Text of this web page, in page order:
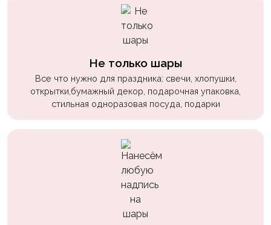
Не только шары
Все что нужно для праздника: свечи, хлопушки,
открытки,бумажный декор, подарочная упаковка,
стильная одноразовая посуда, подарки
Мальчикам